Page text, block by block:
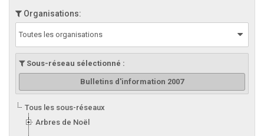
Organisations:
Toutes les organisations
Sous-réseau sélectionné :
Bulletins d'information 2007
Tous les sous-réseaux
Arbres de Noël